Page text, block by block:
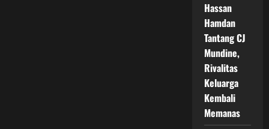
Hassan
Hamdan
Tantang CJ
Mundine,
Rivalitas
Keluarga
Kembali
Memanas